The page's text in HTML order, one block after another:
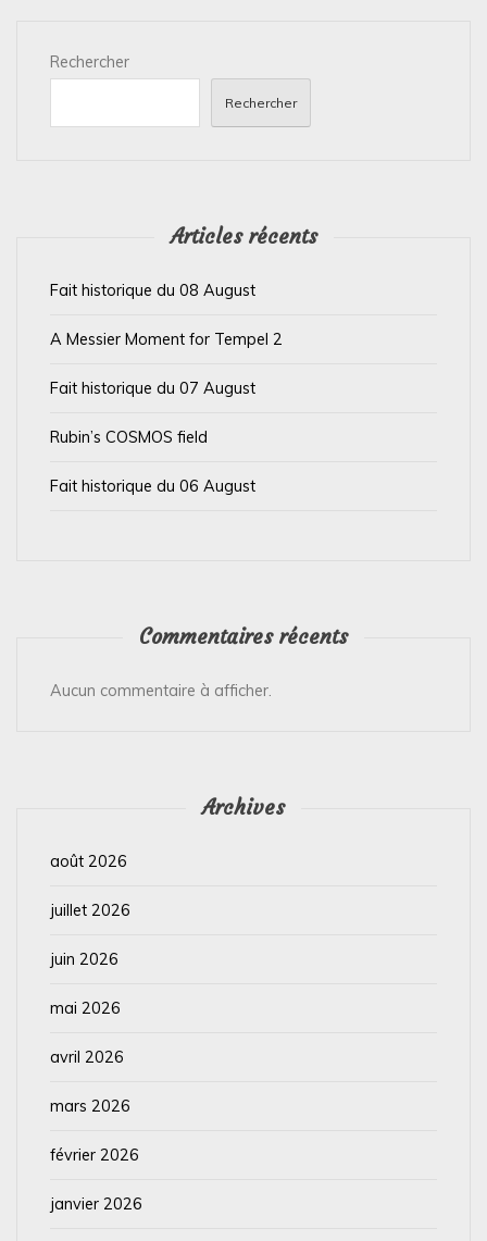
Rechercher
Rechercher
Articles récents
Fait historique du 08 August
A Messier Moment for Tempel 2
Fait historique du 07 August
Rubin’s COSMOS field
Fait historique du 06 August
Commentaires récents
Aucun commentaire à afficher.
Archives
août 2026
juillet 2026
juin 2026
mai 2026
avril 2026
mars 2026
février 2026
janvier 2026